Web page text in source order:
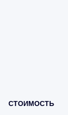
СТОИМОСТЬ